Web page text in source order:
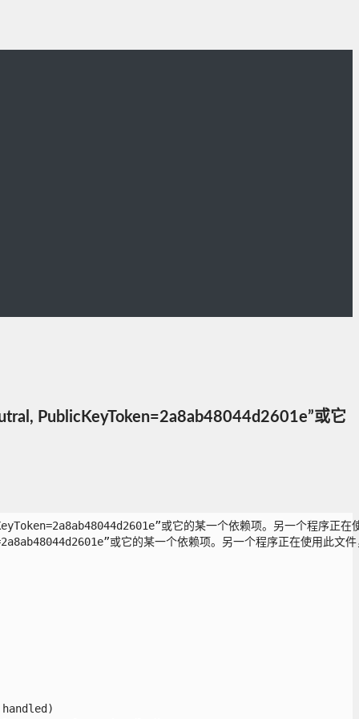
PublicKeyToken=2a8ab48044d2601e”或它
或它的某一个依赖项。另一个程序正在使
或它的某一个依赖项。另一个程序正在使用此文件